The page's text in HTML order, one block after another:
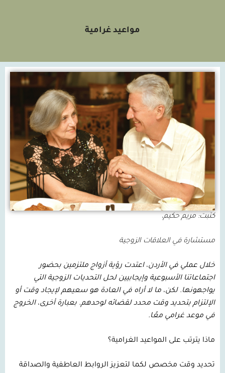
مواعيد غرامية
كتبت: مريم حكيم،
مستشارة في العلاقات الزوجية
خلال عملي في الأردن، اعتدت رؤية أزواج ملتزمين بحضور
اجتماعاتنا الأسبوعية وإيجابيين لحل التحديات الزوجية التي
يواجهونها. لكن، ما لا أراه في العادة هو سعيهم لإيجاد وقت أو
الإلتزام بتحديد وقت محدد لقضائه لوحدهم. بعبارة أخرى، الخروج
في موعد غرامي معًا.
ماذا يترتب على المواعيد الغرامية؟
تحديد وقت مخصص لكما لتعزيز الروابط العاطفية والصداقة